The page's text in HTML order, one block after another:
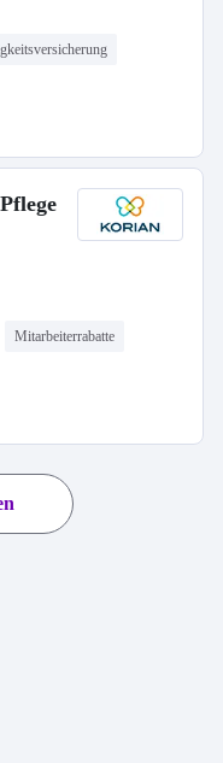
Mitarbeiterrabatte